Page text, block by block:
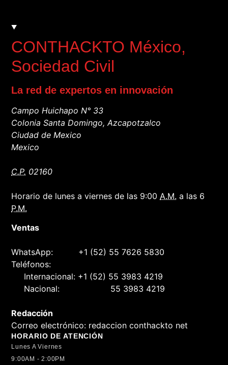
CONTHACKTO México,
Sociedad Civil
La red de expertos en innovación
Campo Huichapo N° 33
Colonia Santa Domingo, Azcapotzalco
Ciudad de Mexico
Mexico
C.P. 02160
Horario de lunes a viernes de las 9:00 A.M. a las 6
P.M.
Ventas
WhatsApp: +1 (52) 55 7626 5830
Teléfonos:
Internacional: +1 (52) 55 3983 4219
Nacional: 55 3983 4219
Redacción
Correo electrónico: redaccion conthackto net
HORARIO DE ATENCIÓN
Lunes A Viernes
9:00AM - 2:00PM